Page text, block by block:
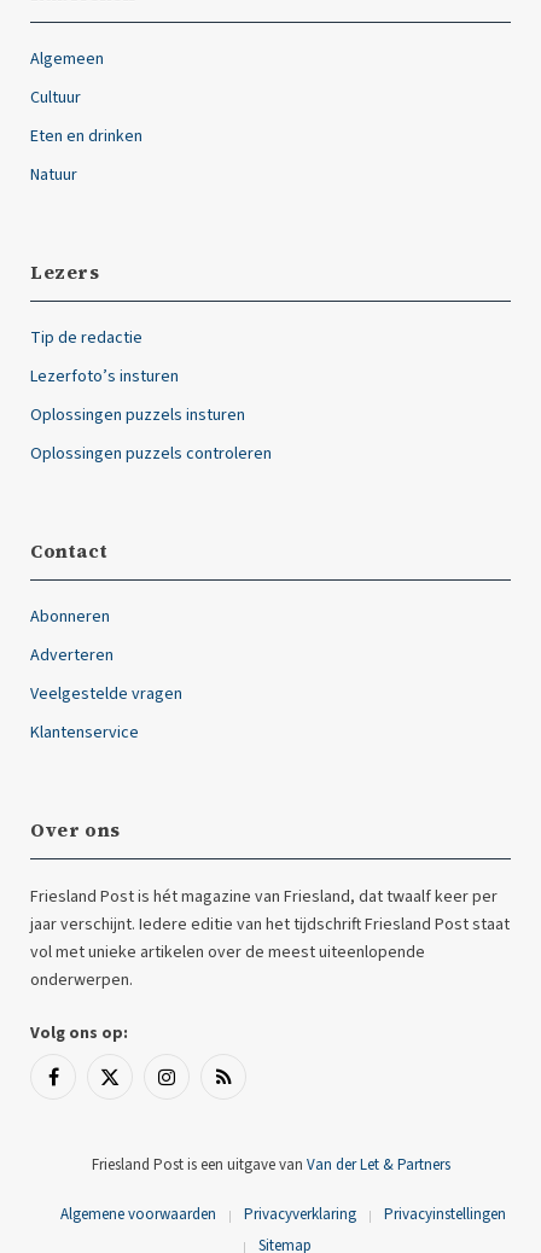
Algemeen
Cultuur
Eten en drinken
Natuur
Lezers
Tip de redactie
Lezerfoto’s insturen
Oplossingen puzzels insturen
Oplossingen puzzels controleren
Contact
Abonneren
Adverteren
Veelgestelde vragen
Klantenservice
Over ons
Friesland Post is hét magazine van Friesland, dat twaalf keer per
jaar verschijnt. Iedere editie van het tijdschrift Friesland Post staat
vol met unieke artikelen over de meest uiteenlopende
onderwerpen.
Volg ons op:
Facebook
X
InstagramRSS
Friesland Post is een uitgave van Van der Let & Partners
Algemene voorwaarden Privacyverklaring
Privacyinstellingen
Sitemap